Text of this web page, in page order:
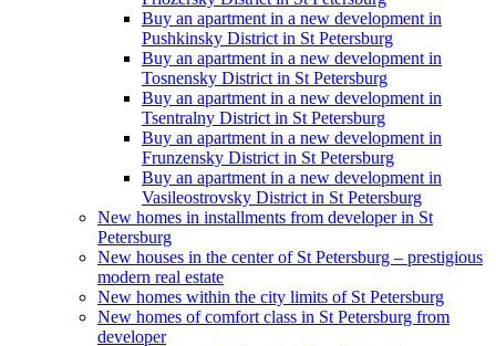
Buy an apartment in a new development in
Pushkinsky District in St Petersburg
Buy an apartment in a new development in
Tosnensky District in St Petersburg
Buy an apartment in a new development in
Tsentralny District in St Petersburg
Buy an apartment in a new development in
Frunzensky District in St Petersburg
Buy an apartment in a new development in
Vasileostrovsky District in St Petersburg
New homes in installments from developer in St
Petersburg
New houses in the center of St Petersburg – prestigious
modern real estate
New homes within the city limits of St Petersburg
New homes of comfort class in St Petersburg from
developer